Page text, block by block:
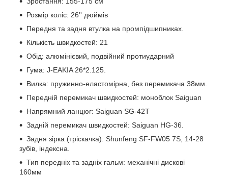
Розмір коліс: 26'' дюймів
Передня та задня втулка на промпідшипниках.
Кількість швидкостей: 21
Обід: алюмінієвий, подвійний протиударний
Гума: J-EAKIA 26*2.125.
Вилка: пружинно-еластомірна, без перемикача 38мм.
Передній перемикач швидкостей: моноблок Saiguan
Напрямний ланцюг: Saiguan SG-42T
Задній перемикач швидкостей: Saiguan HG-36.
Задня зірка (тріскачка): Shunfeng SF-FW05 7S, 14-28
зубів, індексна.
Тип передніх та задніх гальм: механічні дискові
160мм